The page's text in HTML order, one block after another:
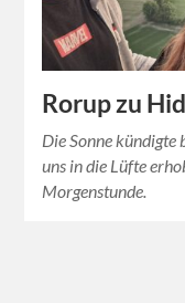
Rorup zu
Die Sonne
uns in die Lüfte
Morgenstunde.